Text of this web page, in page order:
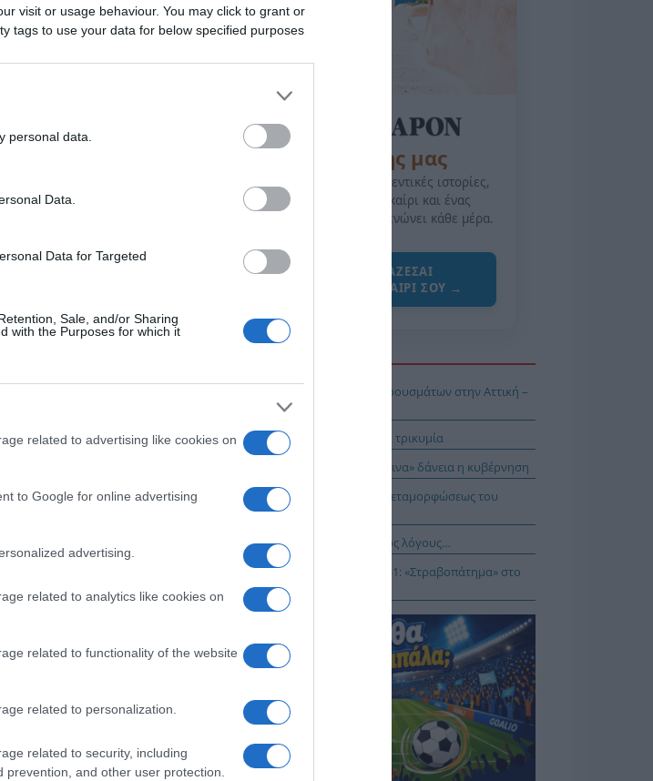
visit or usage behaviour. You may click to grant or
tags to use your data for below specified purposes
personal data.
Data.
Data for Targeted
Sale, and/or Sharing
with the Purposes for which it
related to advertising like cookies on
to Google for online advertising
advertising.
related to analytics like cookies on
related to functionality of the website
related to personalization.
related to security, including
and other user protection.
ζει. Σπούδασε Ελληνική
στην Ειδική Αγωγή και στα
το Πανεπιστήμιο Θεσσαλίας.
και έχει εκπαιδευτεί στο
της Ζωής μας
Οι άνθρωποι, οι αυθεντικές ιστορίες,
το ελληνικό καλοκαίρι και ένας
πολιτισμός που μας ενώνει κάθε μέρα.
ΌΣΑ ΧΡΕΙΆΖΕΣΑΙ
ΓΙΑ ΤΟ ΚΑΛΟΚΑΊΡΙ ΣΟΥ →
Ιός Δυτικού Νείλου: Έκρηξη κρουσμάτων στην Αττική –
6 θάνατοι στη χώρα
ΝΔ: Απ’ έξω νηνεμία και… μέσα τρικυμία
Χάνει το στοίχημα με τα «κόκκινα» δάνεια η κυβέρνηση
LIVE: Η Θεία Λειτουργία της Μεταμορφώσεως του
Σωτήρος
Ξύπνησαν, αλλά για τους λάθος λόγους…
Παναθηναϊκός – ΤΣΣΚΑ 1948 1-1: «Στραβοπάτημα» στο
ΟΑΚΑ